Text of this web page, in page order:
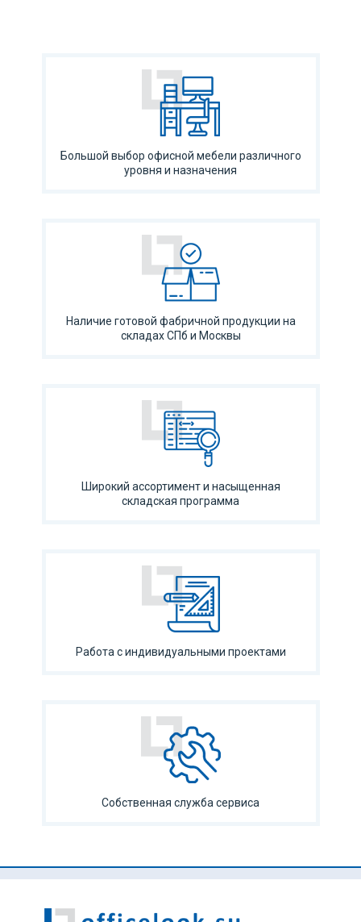
Большой выбор офисной мебели различного
уровня и назначения
Наличие готовой фабричной продукции на
складах СПб и Москвы
Широкий ассортимент и насыщенная
складская программа
Работа с индивидуальными проектами
Собственная служба сервиса